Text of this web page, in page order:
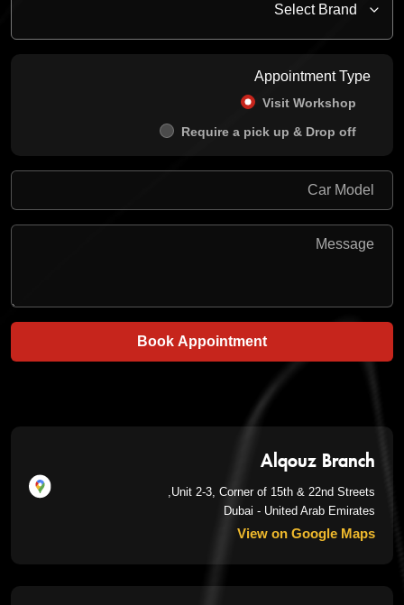
Appointment Type
Visit Workshop
Require a pick up & Drop off
Book Appointment
Alqouz Branch
Unit 2-3, Corner of 15th & 22nd Streets,
Dubai - United Arab Emirates
View on Google Maps